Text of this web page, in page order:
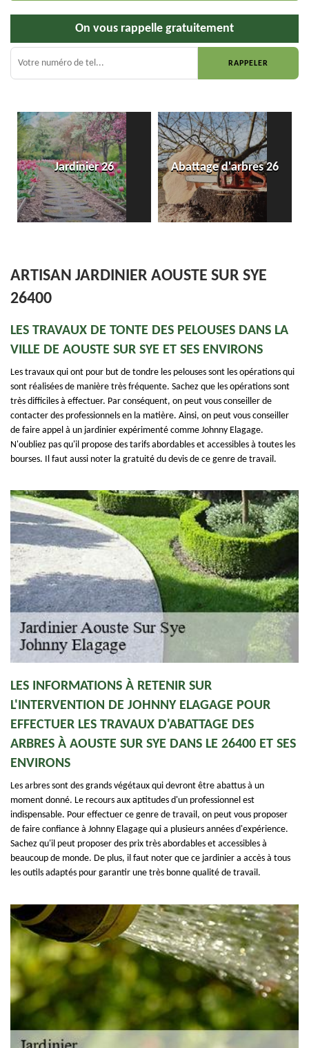
On vous rappelle gratuitement
Jardinier 26 Abattage d'arbres 26
ARTISAN JARDINIER AOUSTE SUR SYE
26400
LES TRAVAUX DE TONTE DES PELOUSES DANS LA
VILLE DE AOUSTE SUR SYE ET SES ENVIRONS
Les travaux qui ont pour but de tondre les pelouses sont les opérations qui
sont réalisées de manière très fréquente. Sachez que les opérations sont
très difficiles à effectuer. Par conséquent, on peut vous conseiller de
contacter des professionnels en la matière. Ainsi, on peut vous conseiller
de faire appel à un jardinier expérimenté comme Johnny Elagage.
N'oubliez pas qu'il propose des tarifs abordables et accessibles à toutes les
bourses. Il faut aussi noter la gratuité du devis de ce genre de travail.
LES INFORMATIONS À RETENIR SUR
L'INTERVENTION DE JOHNNY ELAGAGE POUR
EFFECTUER LES TRAVAUX D'ABATTAGE DES
ARBRES À AOUSTE SUR SYE DANS LE 26400 ET SES
ENVIRONS
Les arbres sont des grands végétaux qui devront être abattus à un
moment donné. Le recours aux aptitudes d'un professionnel est
indispensable. Pour effectuer ce genre de travail, on peut vous proposer
de faire confiance à Johnny Elagage qui a plusieurs années d'expérience.
Sachez qu'il peut proposer des prix très abordables et accessibles à
beaucoup de monde. De plus, il faut noter que ce jardinier a accès à tous
les outils adaptés pour garantir une très bonne qualité de travail.